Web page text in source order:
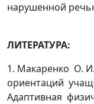
нарушенной
ЛИТЕРАТУРА:
1. Макаренко О.
ориентаций
Адаптивная